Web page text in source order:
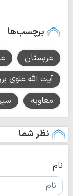
برچسب‌ها
عربستان
آیت الله علوی
معاویه
نظر شما
نام